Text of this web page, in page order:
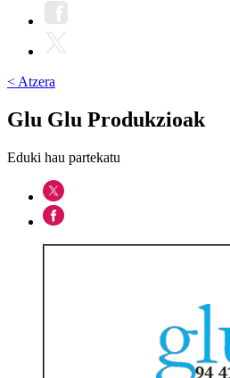
< Atzera
Glu Glu Produkzioak
Eduki hau partekatu